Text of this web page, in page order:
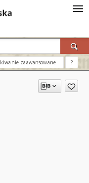
zaawansowane ?